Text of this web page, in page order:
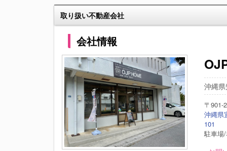
取り扱い不動産会社
会社情報
沖縄
〒901-
沖縄県
101
駐車場